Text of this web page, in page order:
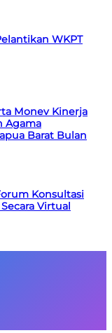
WKPT
Monev Kinerja
Agama
Barat Bulan
Konsultasi
Virtual